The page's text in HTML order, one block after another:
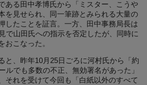
ある田中孝博氏から「ミスター、こうや
を見せられ、同一筆跡とみられる大量の
したことを証言。一方、田中事務局長は
で山田氏への指示を否定したが、同時に
おこなった。
、昨年10月25日ごろに河村氏から「約
ルでも多数の不正、無効署名があった」
それを受けて今回も「白紙以外のすべて